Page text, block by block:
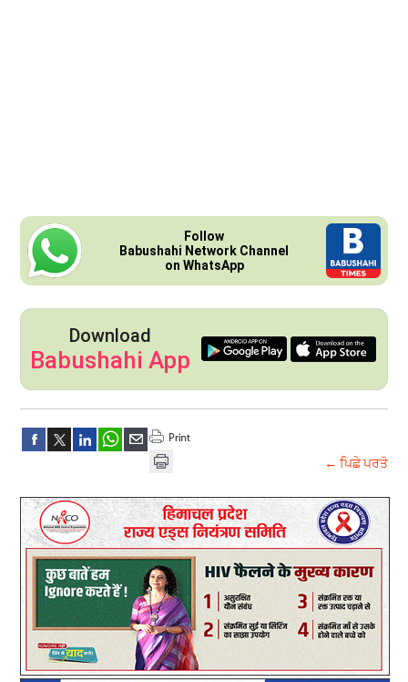
Follow
Babushahi Network Channel
on WhatsApp
Download
Babushahi App
← ਪਿਛੇ ਪਰਤੋ